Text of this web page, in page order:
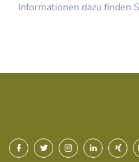
Informationen dazu finden